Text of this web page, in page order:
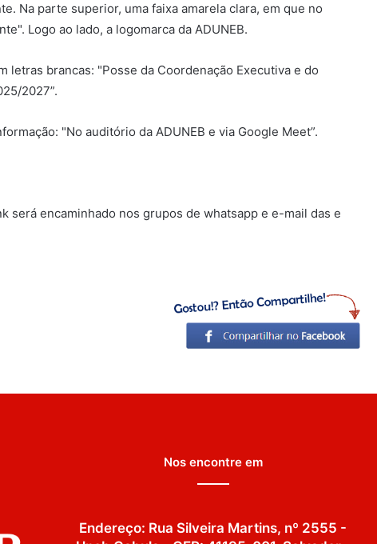
Na parte superior, uma faixa amarela clara, em que no
Logo ao lado, a logomarca da ADUNEB.
letras brancas: "Posse da Coordenação Executiva e do
2027”.
"No auditório da ADUNEB e via Google Meet”.
será encaminhado nos grupos de whatsapp e e-mail das e
Nos encontre em
Endereço: Rua Silveira Martins, nº 2555 -